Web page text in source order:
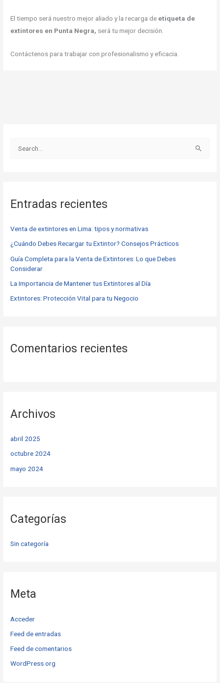
El tiempo será nuestro mejor aliado y la recarga de etiqueta de
extintores en Punta Negra, será tu mejor decisión.
Contáctenos para trabajar con profesionalismo y eficacia.
a
p
o
r
:
Entradas recientes
Venta de extintores en Lima: tipos y normativas
¿Cuándo Debes Recargar tu Extintor? Consejos Prácticos
Guía Completa para la Venta de Extintores: Lo que Debes
Considerar
La Importancia de Mantener tus Extintores al Día
Extintores: Protección Vital para tu Negocio
Comentarios recientes
Archivos
abril 2025
octubre 2024
mayo 2024
Categorías
Sin categoría
Meta
Acceder
Feed de entradas
Feed de comentarios
WordPress.org